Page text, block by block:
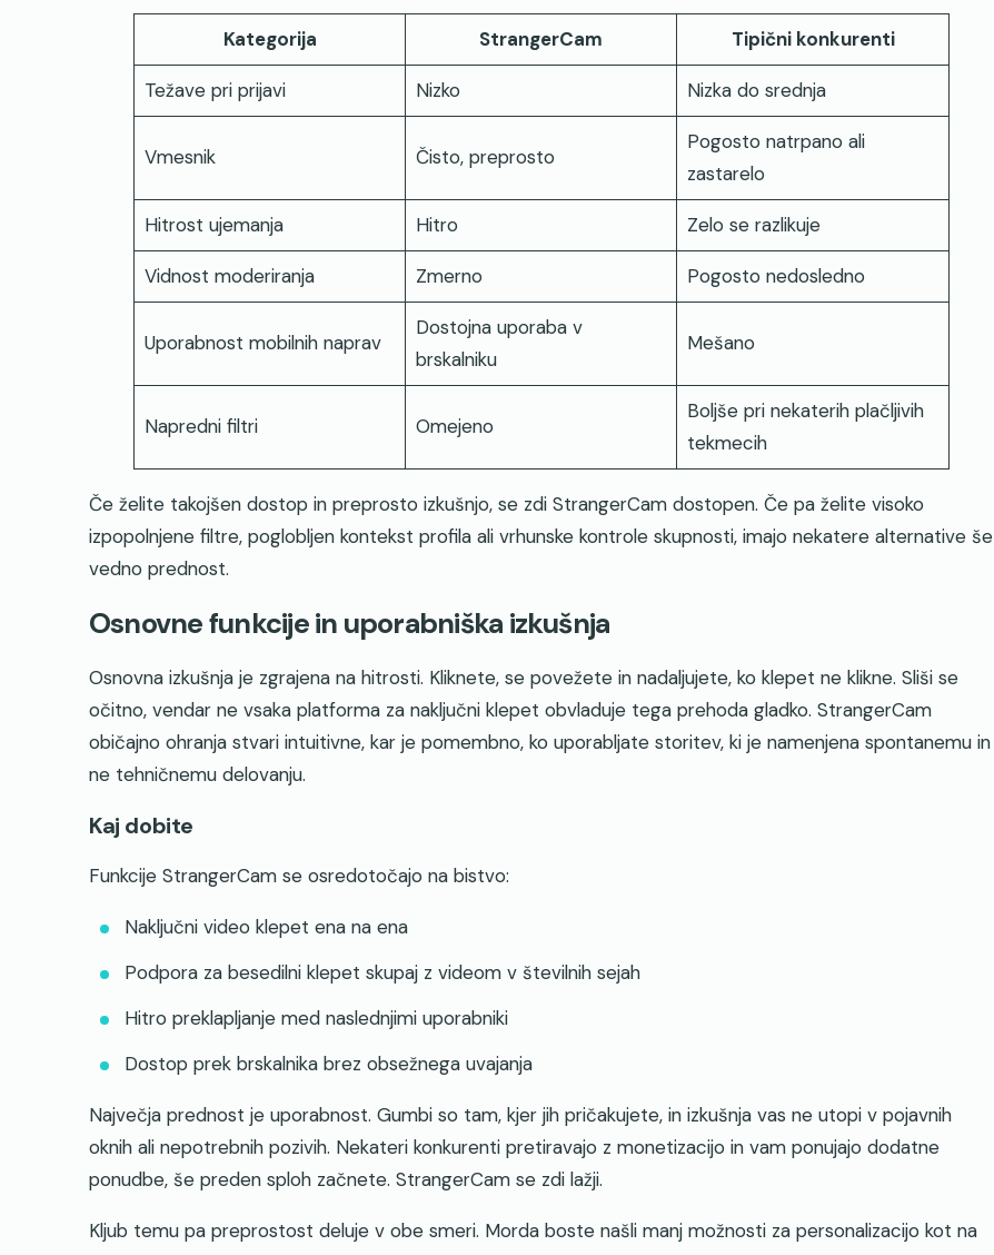
Kategorija StrangerCam Tipični konkurenti
Težave pri prijavi Nizko Nizka do srednja
Vmesnik Čisto, preprosto
Pogosto natrpano ali
zastarelo
Hitrost ujemanja Hitro Zelo se razlikuje
Vidnost moderiranja Zmerno Pogosto nedosledno
Uporabnost mobilnih naprav
Dostojna uporaba v
brskalniku
Mešano
Napredni filtri Omejeno
Boljše pri nekaterih plačljivih
tekmecih
Če želite takojšen dostop in preprosto izkušnjo, se zdi StrangerCam dostopen. Če pa želite visoko
izpopolnjene filtre, poglobljen kontekst profila ali vrhunske kontrole skupnosti, imajo nekatere alternative še
vedno prednost.
Osnovne funkcije in uporabniška izkušnja
Osnovna izkušnja je zgrajena na hitrosti. Kliknete, se povežete in nadaljujete, ko klepet ne klikne. Sliši se
očitno, vendar ne vsaka platforma za naključni klepet obvladuje tega prehoda gladko. StrangerCam
običajno ohranja stvari intuitivne, kar je pomembno, ko uporabljate storitev, ki je namenjena spontanemu in
ne tehničnemu delovanju.
Kaj dobite
Funkcije StrangerCam se osredotočajo na bistvo:
Naključni video klepet ena na ena
Podpora za besedilni klepet skupaj z videom v številnih sejah
Hitro preklapljanje med naslednjimi uporabniki
Dostop prek brskalnika brez obsežnega uvajanja
Največja prednost je uporabnost. Gumbi so tam, kjer jih pričakujete, in izkušnja vas ne utopi v pojavnih
oknih ali nepotrebnih pozivih. Nekateri konkurenti pretiravajo z monetizacijo in vam ponujajo dodatne
ponudbe, še preden sploh začnete. StrangerCam se zdi lažji.
Kljub temu pa preprostost deluje v obe smeri. Morda boste našli manj možnosti za personalizacijo kot na